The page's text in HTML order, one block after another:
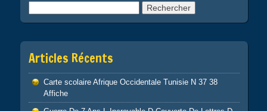
Articles Récents
Carte scolaire Afrique Occidentale Tunisie N 37 38
Affiche